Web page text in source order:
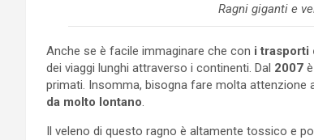
Ragni giganti e
Anche se è facile immaginare che con i trasporti
dei viaggi lunghi attraverso i continenti. Dal 2007
primati. Insomma, bisogna fare molta
da molto lontano
Il veleno di questo ragno è altamente tossico e